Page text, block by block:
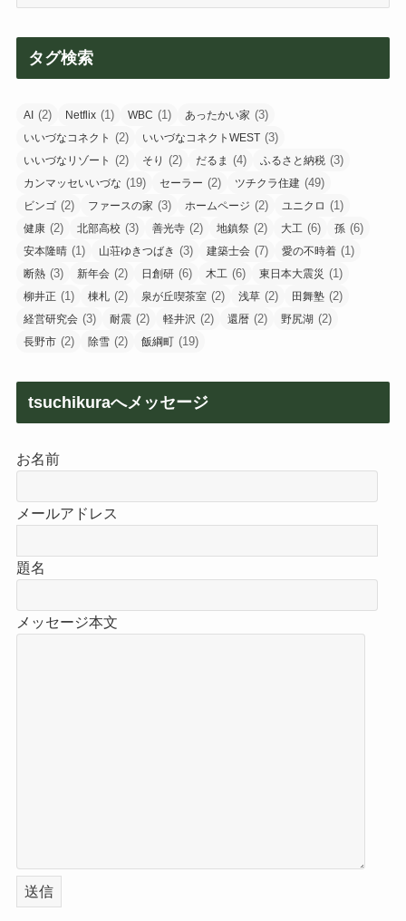
タグ検索
AI (2) Netflix (1) WBC (1) あったかい家 (3)
いいづなコネクト (2) いいづなコネクトWEST (3)
いいづなリゾート (2) そり (2) だるま (4) ふるさと納税 (3)
カンマッセいいづな (19) セーラー (2) ツチクラ住建 (49)
ビンゴ (2) ファースの家 (3) ホームページ (2) ユニクロ (1)
健康 (2) 北部高校 (3) 善光寺 (2) 地鎮祭 (2) 大工 (6) 孫 (6)
安本隆晴 (1) 山荘ゆきつばき (3) 建築士会 (7) 愛の不時着 (1)
断熱 (3) 新年会 (2) 日創研 (6) 木工 (6) 東日本大震災 (1)
柳井正 (1) 棟札 (2) 泉が丘喫茶室 (2) 浅草 (2) 田舞塾 (2)
経営研究会 (3) 耐震 (2) 軽井沢 (2) 還暦 (2) 野尻湖 (2)
長野市 (2) 除雪 (2) 飯綱町 (19)
tsuchikuraへメッセージ
お名前
メールアドレス
題名
メッセージ本文